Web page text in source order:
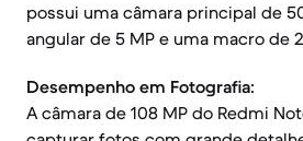
possui uma câmara principal de
angular de 5 MP e uma macro de
Desempenho em Fotografia:
A câmara de 108 MP do Redmi